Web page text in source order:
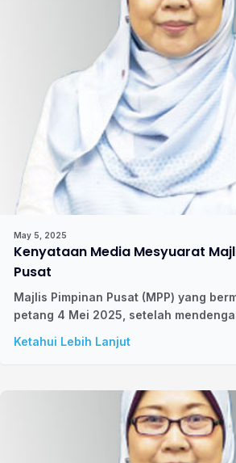
May 5, 2025
Kenyataan Media Mesyuarat
Pusat
Majlis Pimpinan Pusat (MPP) yang
petang 4 Mei 2025, setelah
Ketahui Lebih Lanjut